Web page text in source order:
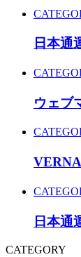
日本通
ウェブ
日本通
CATEGORY